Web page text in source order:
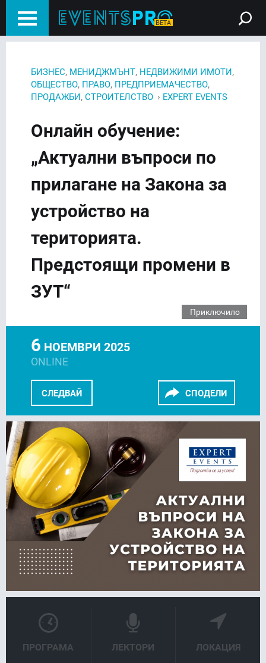
БИЗНЕС, МЕНИДЖМЪНТ, НЕДВИЖИМИ ИМОТИ,
ОБЩЕСТВО, ПРАВО, ПРЕДПРИЕМАЧЕСТВО,
ПРОДАЖБИ, СТРОИТЕЛСТВО › EXPERT EVENTS
Онлайн обучение:
„Актуални въпроси по
прилагане на Закона за
устройство на
територията.
Предстоящи промени в
ЗУТ“
Приключило
СЛЕДВАЙ СПОДЕЛИ
6 НОЕМВРИ 2025
ONLINE
FACEBOOK
ПРОГРАМА ЛЕКТОРИ ЛОКАЦИЯ